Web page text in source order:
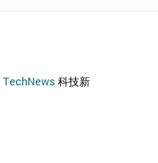
TechNews 科技新